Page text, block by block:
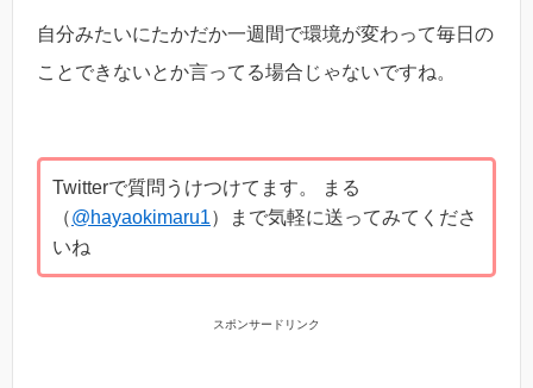
自分みたいにたかだか一週間で環境が変わって毎日の
ことできないとか言ってる場合じゃないですね。
Twitterで質問うけつけてます。 まる
（@hayaokimaru1）まで気軽に送ってみてくださ
いね
スポンサードリンク